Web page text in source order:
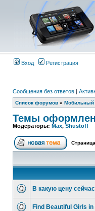
Вход Регистрация
Сообщения без ответов |
Список форумов »
Темы
Модераторы: Max,Shustoff
Страница
В какую цену
Find Beautiful Girls